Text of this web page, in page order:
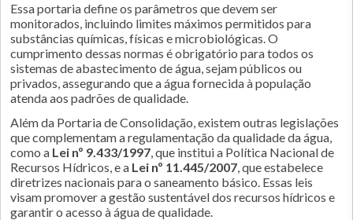
Essa portaria define os parâmetros que devem ser
monitorados, incluindo limites máximos permitidos para
substâncias químicas, físicas e microbiológicas. O
cumprimento dessas normas é obrigatório para todos os
sistemas de abastecimento de água, sejam públicos ou
privados, assegurando que a água fornecida à população
atenda aos padrões de qualidade.
Além da Portaria de Consolidação, existem outras legislações
que complementam a regulamentação da qualidade da água,
como a Lei nº 9.433/1997, que institui a Política Nacional de
Recursos Hídricos, e a Lei nº 11.445/2007, que estabelece
diretrizes nacionais para o saneamento básico. Essas leis
visam promover a gestão sustentável dos recursos hídricos e
garantir o acesso à água de qualidade.